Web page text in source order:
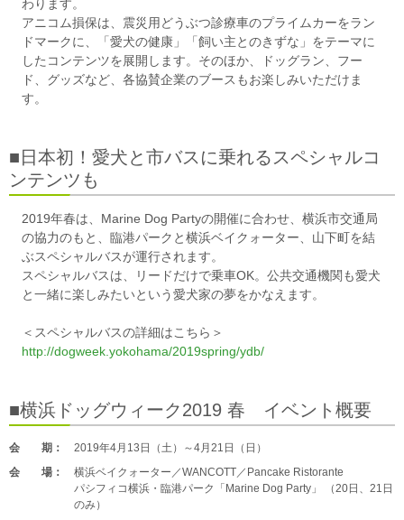
わります。
アニコム損保は、震災用どうぶつ診療車のプライムカーをラン
ドマークに、「愛犬の健康」「飼い主とのきずな」をテーマに
したコンテンツを展開します。そのほか、ドッグラン、フー
ド、グッズなど、各協賛企業のブースもお楽しみいただけま
す。
■日本初！愛犬と市バスに乗れるスペシャルコ
ンテンツも
2019年春は、Marine Dog Partyの開催に合わせ、横浜市交通局
の協力のもと、臨港パークと横浜ベイクォーター、山下町を結
ぶスペシャルバスが運行されます。
スペシャルバスは、リードだけで乗車OK。公共交通機関も愛犬
と一緒に楽しみたいという愛犬家の夢をかなえます。
＜スペシャルバスの詳細はこちら＞
http://dogweek.yokohama/2019spring/ydb/
■横浜ドッグウィーク2019 春 イベント概要
会 期：
2019年4月13日（土）～4月21日（日）
会 場：
横浜ベイクォーター／WANCOTT／Pancake Ristorante
パシフィコ横浜・臨港パーク「Marine Dog Party」 （20日、21日
のみ）